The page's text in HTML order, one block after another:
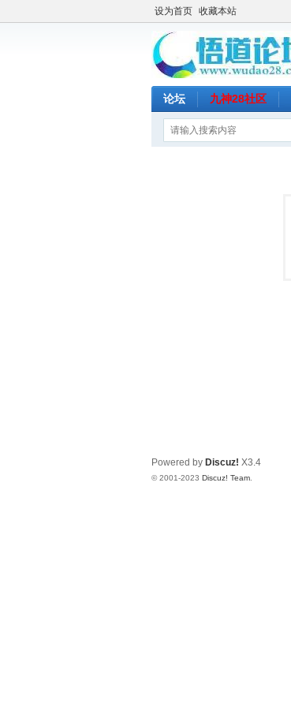
设为首页 收藏本站
论坛 九神28社区
Powered by Discuz! X3.4
© 2001-2023 Discuz! Team